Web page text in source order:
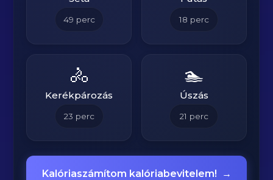
49 perc 18 perc
🚴
Kerékpározás
23 perc
🏊
Úszás
21 perc
Kalóriaszámítom kalóriabevitelem! →